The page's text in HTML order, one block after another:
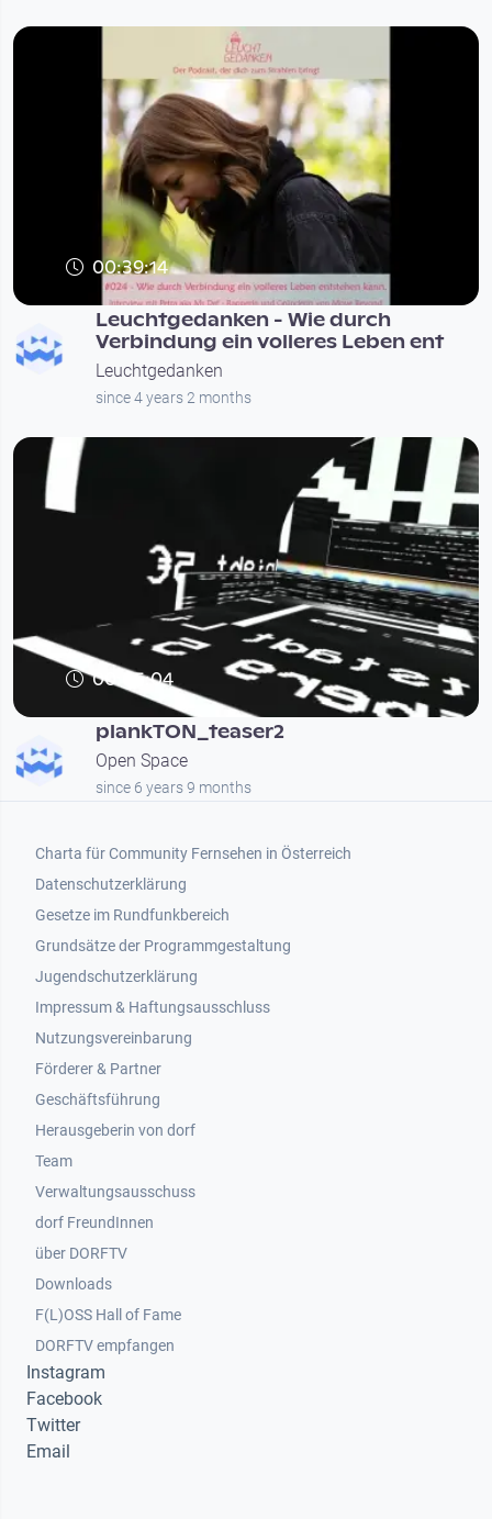
00:39:14
Leuchtgedanken - Wie durch
Verbindung ein volleres Leben ent
Leuchtgedanken
since 4 years 2 months
00:05:04
plankTON_teaser2
Open Space
since 6 years 9 months
Footer 1
Charta für Community Fernsehen in Österreich
Datenschutzerklärung
Gesetze im Rundfunkbereich
Grundsätze der Programmgestaltung
Jugendschutzerklärung
Impressum & Haftungsausschluss
Nutzungsvereinbarung
Footer 2
Förderer & Partner
Geschäftsführung
Herausgeberin von dorf
Team
Verwaltungsausschuss
dorf FreundInnen
Footer 3
über DORFTV
Downloads
F(L)OSS Hall of Fame
Footer 4
DORFTV empfangen
Instagram
Facebook
Twitter
Email